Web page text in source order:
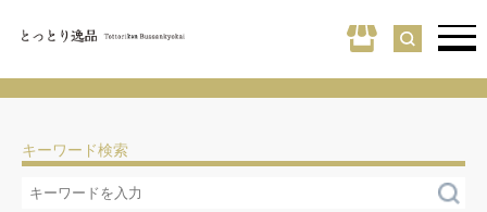
キーワード検索